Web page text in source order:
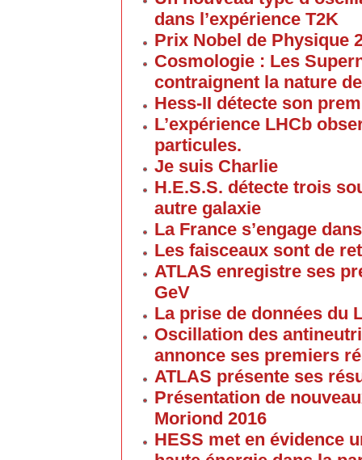
dans l’expérience T2K
Prix Nobel de Physique
Cosmologie : Les
contraignent la nature
Hess-II détecte son
L’expérience LHCb
particules.
Je suis Charlie
H.E.S.S. détecte trois
autre galaxie
La France s’engage
Les faisceaux sont de
ATLAS enregistre ses
GeV
La prise de données du
Oscillation des
annonce ses premiers
ATLAS présente ses
Présentation de
Moriond 2016
HESS met en évidence